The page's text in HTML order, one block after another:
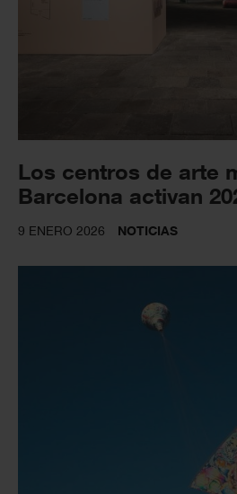
Los centros de arte
Barcelona activan
9 ENERO 2026 NOTICIAS